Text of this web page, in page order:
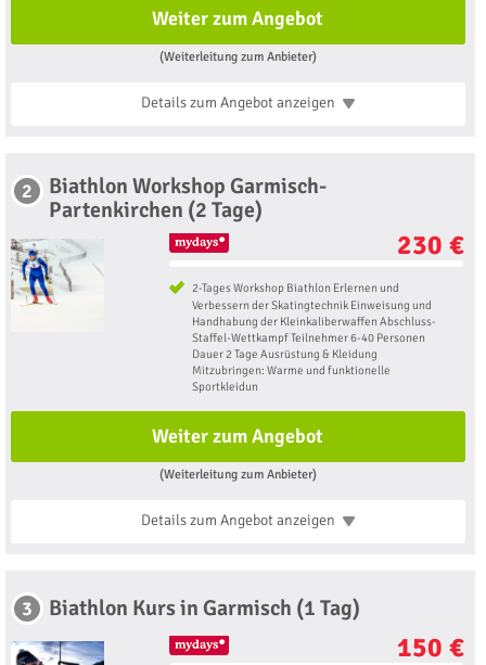
Weiter zum Angebot
(Weiterleitung zum Anbieter)
Details zum Angebotanzeigen
2
Biathlon Workshop Garmisch-
Partenkirchen (2 Tage)
230 €
2-Tages Workshop Biathlon Erlernen und
Verbessern der Skatingtechnik Einweisung und
Handhabung der Kleinkaliberwaffen Abschluss-
Staffel-Wettkampf Teilnehmer 6-40 Personen
Dauer 2 Tage Ausrüstung & Kleidung
Mitzubringen: Warme und funktionelle
Sportkleidun
Weiter zum Angebot
(Weiterleitung zum Anbieter)
Details zum Angebotanzeigen
3 Biathlon Kurs in Garmisch (1 Tag)
150 €